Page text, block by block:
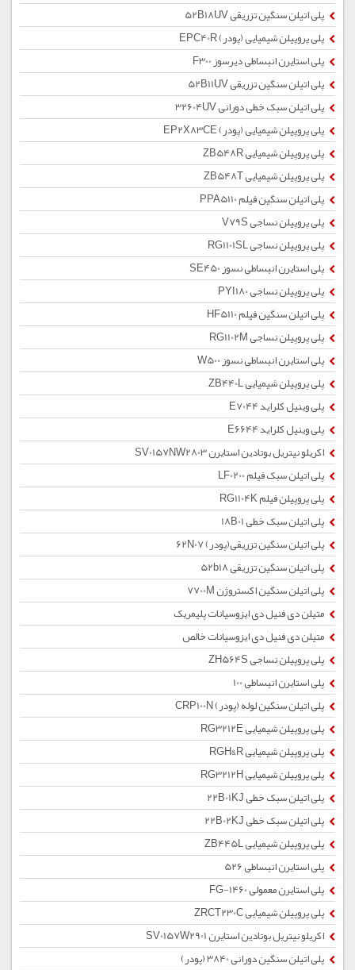
پلی اتیلن سنگین تزریقی 52B18UV
پلی پروپیلن شیمیایی (پودر) EPC40R
پلی استایرن انبساطی دیرسوز F300
پلی اتیلن سنگین تزریقی 52B11UV
پلی اتیلن سبک خطی دورانی 32604UV
پلی پروپیلن شیمیایی (پودر) EP2X83CE
پلی پروپیلن شیمیایی ZB548R
پلی پروپیلن شیمیایی ZB548T
پلی اتیلن سنگین فیلم PPA5110
پلی پروپیلن نساجی V79S
پلی پروپیلن نساجی RG1101SL
پلی استایرن انبساطی نسوز SE450
پلی پروپیلن نساجی PYI180
پلی اتیلن سنگین فیلم HF5110
پلی پروپیلن نساجی RG1102M
پلی استایرن انبساطی نسوز W500
پلی پروپیلن شیمیایی ZB440L
پلی وینیل کلراید E7044
پلی وینیل کلراید E6644
اکریلو نیتریل بوتادین استایرن SV0157NW2803
پلی اتیلن سبک فیلم LF0200
پلی پروپیلن فیلم RG1104K
پلی اتیلن سبک خطی 18B01
پلی اتیلن سنگین تزریقی(پودر) 62N07
پلی اتیلن سنگین تزریقی 52b18
پلی اتیلن سنگین اکستروژن 7700M
متیلن دی فنیل دی ایزوسیانات پلیمریک
متیلن دی فنیل دی ایزوسیانات خالص
پلی پروپیلن نساجی ZH564S
پلی استایرن انبساطی 100
پلی اتیلن سنگین لوله (پودر) CRP100N
پلی پروپیلن شیمیایی RG3212E
پلی پروپیلن شیمیایی RGH&R
پلی پروپیلن شیمیایی RG3212H
پلی اتیلن سبک خطی 22B01KJ
پلی اتیلن سبک خطی 22B02KJ
پلی پروپیلن شیمیایی ZB445L
پلی استایرن انبساطی 526
پلی استایرن معمولی 1460-FG
پلی پروپیلن شیمیایی ZRCT230C
اکریلو نیتریل بوتادین استایرن SV0157W2901
پلی اتیلن سنگین دورانی 3840 (پودر)